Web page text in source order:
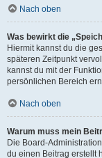
Nach oben
Was bewirkt die
Hiermit kannst du die
späteren Zeitpunkt
kannst du mit der
persönlichen Bereich
Nach oben
Warum muss mein
Die Board-
du einen Beitrag erstellt